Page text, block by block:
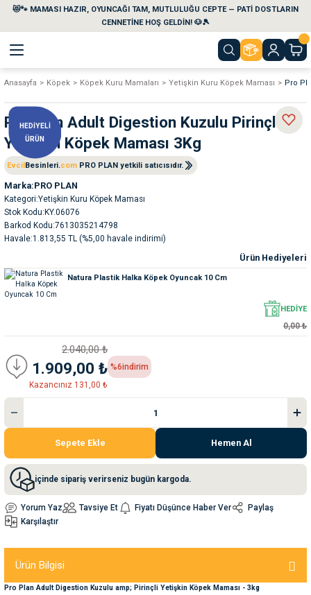
😻🐾 MAMASI HAZIR, OYUNCAĞI TAM, MUTLULUĞU CEPTE — PATİ DOSTLARIN
CENNETİNE HOŞ GELDİN! 🐶🎾
Geri Dön
Geri Dön
Temizlik Ürünleri
Kabları
Kemikleri
Geri Dön
Geri Dön
Geri Dön
Geri Dön
Anasayfa Köpek Köpek Kuru Mamaları Yetişkin Kuru Köpek Maması Pro
HEDİYELİ
ÜRÜN
Pro Plan Adult Digestion Kuzulu Pirinçli
Yetişkin Köpek Maması 3Kg
EvcilBesinleri.com PRO PLAN yetkili satıcısıdır.
Marka PRO PLAN
Kategori Yetişkin Kuru Köpek Maması
Stok Kodu KY.06076
Barkod Kodu 7613035214798
Havale 1.813,55 TL (%5,00 havale indirimi)
Ürün Hediyeleri
Natura Plastik Halka Köpek Oyuncak 10 Cm
HEDİYE
0,00 ₺
2.040,00 ₺
1.909,00 ₺
Kazancınız 131,00 ₺
%6indirim
Sepete Ekle Hemen Al
içinde sipariş verirseniz bugün kargoda.
Yorum Yaz Tavsiye Et Fiyatı Düşünce Haber Ver
Paylaş
Karşılaştır
Ürün Bilgisi
Pro Plan Adult Digestion Kuzulu amp; Pirinçli Yetişkin Köpek Maması - 3kg